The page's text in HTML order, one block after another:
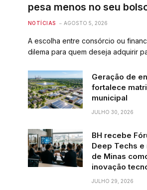
pesa menos no seu
NOTÍCIAS AGOSTO 5, 2026
A escolha entre consórcio ou
dilema para quem deseja adquirir
Geração de
fortalece
municipal
JULHO 30, 2026
BH recebe
Deep Techs
de Minas
inovação
JULHO 29, 2026